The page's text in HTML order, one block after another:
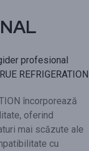
profesional
REFRIGERATION
încorporează
oferind
mai scăzute ale
cu